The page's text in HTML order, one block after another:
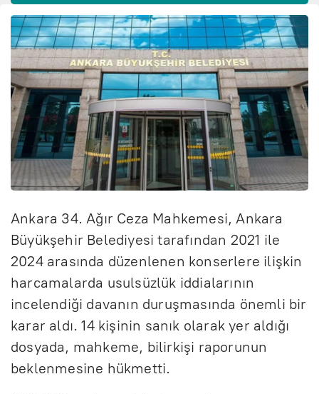
Ankara 34. Ağır Ceza Mahkemesi, Ankara
Büyükşehir Belediyesi tarafından 2021 ile
2024 arasında düzenlenen konserlere ilişkin
harcamalarda usulsüzlük iddialarının
incelendiği davanın duruşmasında önemli bir
karar aldı. 14 kişinin sanık olarak yer aldığı
dosyada, mahkeme, bilirkişi raporunun
beklenmesine hükmetti.